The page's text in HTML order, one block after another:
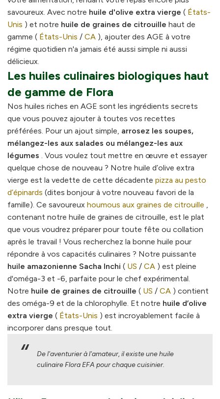
savoureux. Avec notre huile d'olive extra vierge ( États-
Unis ) et notre huile de graines de citrouille haut de
gamme ( États-Unis / CA ), ajouter des AGE à votre
régime quotidien n'a jamais été aussi simple ni aussi
délicieux.
Les huiles culinaires biologiques haut
de gamme de Flora
Nos huiles riches en AGE sont les ingrédients secrets
que vous pouvez ajouter à toutes vos recettes
préférées. Pour un ajout simple, arrosez les soupes,
mélangez-les aux salades ou mélangez-les aux
légumes . Vous voulez tout mettre en œuvre et essayer
quelque chose de nouveau ? Notre huile d’olive extra
vierge est la vedette de cette décadente pizza au pesto
d’épinards (dites bonjour à votre nouveau favori de la
famille). Ce savoureux houmous aux graines de citrouille
contenant notre huile de graines de citrouille, est le plat
que vous voudrez préparer pour toute fête ou collation
après le travail ! Vous recherchez la bonne huile pour
répondre à vos capacités culinaires ? Notre puissante
huile amazonienne Sacha Inchi ( US / CA ) est pleine
d'oméga-3 et -6, parfaite pour le chef expérimental.
Notre huile de graines de citrouille ( US / CA ) contient
des oméga-9 et de la chlorophylle. Et notre huile d’olive
extra vierge ( États-Unis ) est incroyablement facile à
incorporer dans presque tout.
De l'aventurier à l'amateur, il existe une huile
culinaire Flora EFA pour chaque cuisinier.